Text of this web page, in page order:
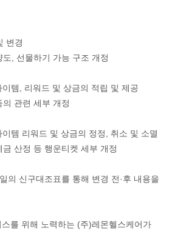
변경
, 선물하기 가능 구조 개정
템, 리워드 및 상금의 적립 및 제공
관련 세부 개정
템 리워드 및 상금의 정정, 취소 및 소멸
산정 등 행운티켓 세부 개정
의 신구대조표를 통해 변경 전·후 내용을
를 위해 노력하는 (주)레몬헬스케어가